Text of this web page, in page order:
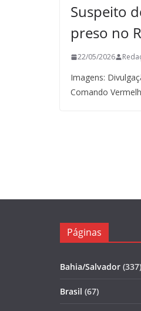
Suspeito
preso no
22/05/2026
Imagens:
Comando
Páginas
Bahia/Salvador (337)
Brasil (67)